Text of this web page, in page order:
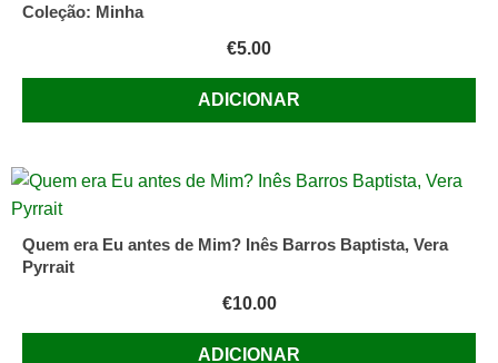
Coleção: Minha
€5.00
ADICIONAR
Quem era Eu antes de Mim? Inês Barros Baptista, Vera
Pyrrait
€10.00
ADICIONAR